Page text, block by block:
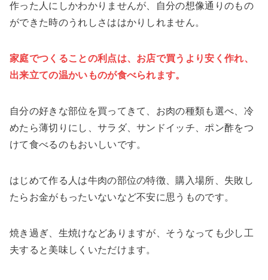
作った人にしかわかりませんが、自分の想像通りのもの
ができた時のうれしさははかりしれません。
家庭でつくることの利点は、お店で買うより安く作れ、
出来立ての温かいものが食べられ ます。
自分の好きな部位を買ってきて、お肉の種類も選べ、冷
めたら薄切りにし、サラダ、サンドイッチ、ポン酢をつ
けて食べるのもおいしいです。
はじめて作る人は牛肉の部位の特徴、購入場所、失敗し
たらお金がもったいないなど不安に思うものです。
焼き過ぎ、生焼けなどありますが、そうなっても少し工
夫すると美味しくいただけます。